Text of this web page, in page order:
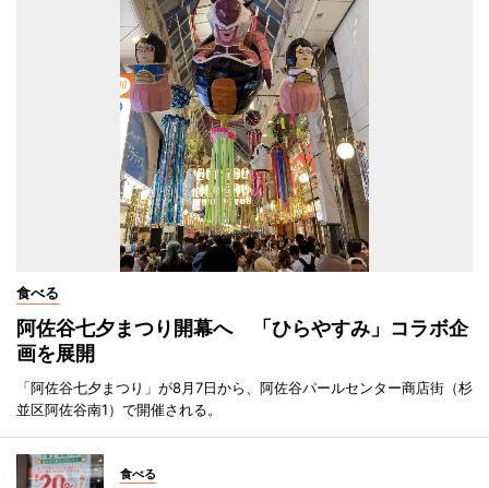
食べる
阿佐谷七夕まつり開幕へ 「ひらやすみ」コラボ企
画を展開
「阿佐谷七夕まつり」が8月7日から、阿佐谷パールセンター商店街（杉
並区阿佐谷南1）で開催される。
食べる